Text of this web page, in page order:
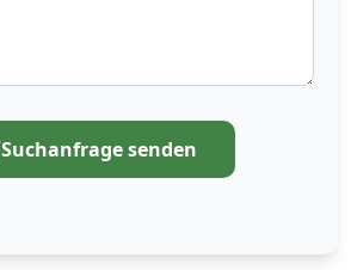
Suchanfrage senden